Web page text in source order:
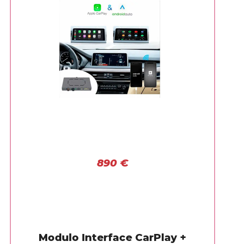
890 €
Modulo Interface CarPlay +